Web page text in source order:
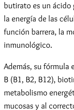
butirato es un ácido
la energía de las
función barrera, la
inmunológico.
Además, su fórmula
B (B1, B2, B12),
metabolismo
mucosas y al